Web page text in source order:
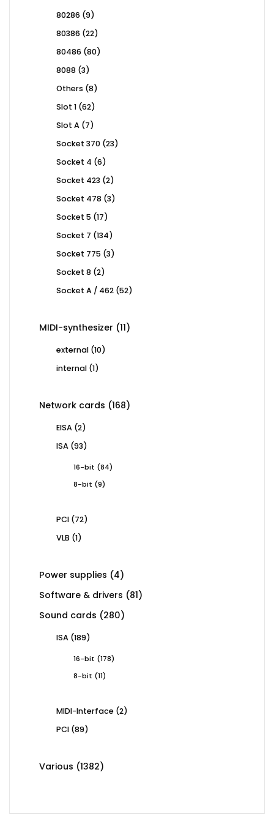
80286 99
80386 2222
80486 8080
8088 33
Others 88
Slot 1 6262
Slot A 77
Socket 370 2323
Socket 4 66
Socket 423 22
Socket 478 33
Socket 5 1717
Socket 7 134134
Socket 775 33
Socket 8 22
Socket A / 462 5252
MIDI-synthesizer 1111
external 1010
internal 11
Network cards 168168
EISA 22
ISA 9393
16-bit 8484
8-bit
99
PCI 7272
VLB 11
Power supplies 44
products
Software & drivers 8181
Sound cards 280280
ISA 189189
16-bit 178178
8-bit
1111
MIDI-Interface 22
PCI 8989
Various 13821382